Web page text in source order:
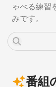
ゃべる練習
みです。
番組